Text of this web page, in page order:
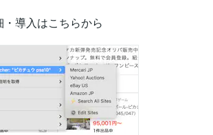
導入はこちらから